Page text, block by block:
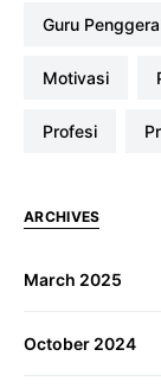
Guru
Motivasi
profesi
ARCHIVES
March 2025
October 2024